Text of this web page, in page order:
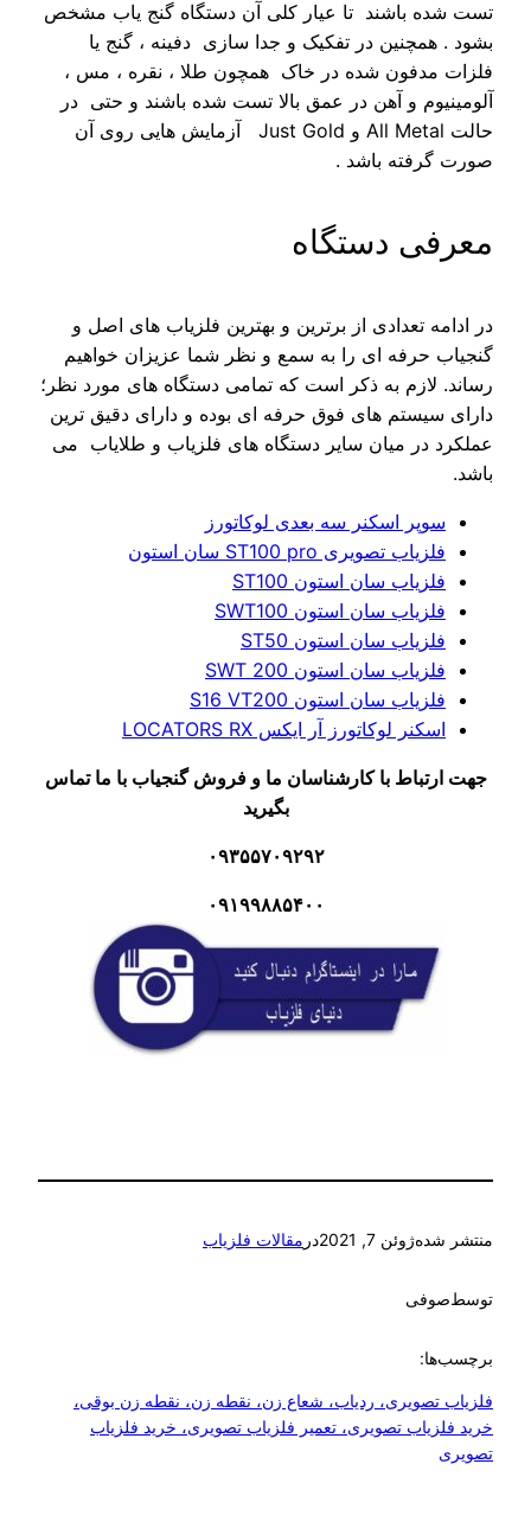
تست شده باشند تا عیار کلی آن دستگاه گنج یاب مشخص
بشود . همچنین در تفکیک و جدا سازی دفینه ، گنج یا
فلزات مدفون شده در خاک همچون طلا ، نقره ، مس ،
آلومینیوم و آهن در عمق بالا تست شده باشند و حتی در
حالت All Metal و Just Gold آزمایش هایی روی آن
صورت گرفته باشد .
معرفی دستگاه
در ادامه تعدادی از برترین و بهترین فلزیاب های اصل و
گنجیاب حرفه ای را به سمع و نظر شما عزیزان خواهیم
رساند. لازم به ذکر است که تمامی دستگاه های مورد نظر؛
دارای سیستم های فوق حرفه ای بوده و دارای دقیق ترین
عملکرد در میان سایر دستگاه های فلزیاب و طلایاب می
باشد.
سوپر اسکنر سه بعدی لوکاتورز
فلزیاب تصویری ST100 pro سان استون
فلزیاب سان استون ST100
فلزیاب سان استون SWT100
فلزیاب سان استون ST50
فلزیاب سان استون SWT 200
فلزیاب سان استون S16 VT200
اسکنر لوکاتورز آر ایکس LOCATORS RX
جهت ارتباط با کارشناسان ما و فروش گنجیاب با ما تماس
بگیرید
۰۹۳۵۵۷۰۹۲۹۲
۰۹۱۹۹۸۸۵۴۰۰
منتشر شدهژوئن 7, 2021 در مقالات فلزیاب
توسطصوفی
برچسب‌ها:
فلزیاب تصویری، ردیاب، شعاع زن، نقطه زن، نقطه زن بوقی،
خرید فلزیاب تصویری، تعمیر فلزیاب تصویری، خرید فلزیاب
تصویری